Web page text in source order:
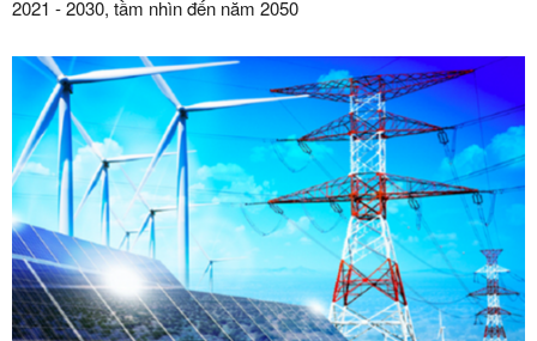
2021 - 2030, tầm nhìn đến năm 2050